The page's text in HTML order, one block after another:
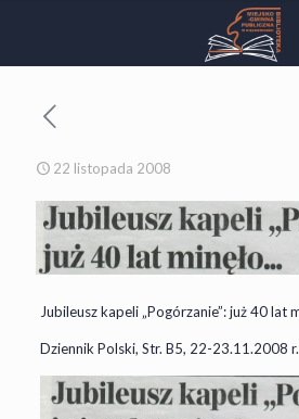
22 listopada 2008
Jubileusz kapeli „Pogórzanie”: już 40 lat
Dziennik Polski, Str. B5, 22-23.11.2008 r.